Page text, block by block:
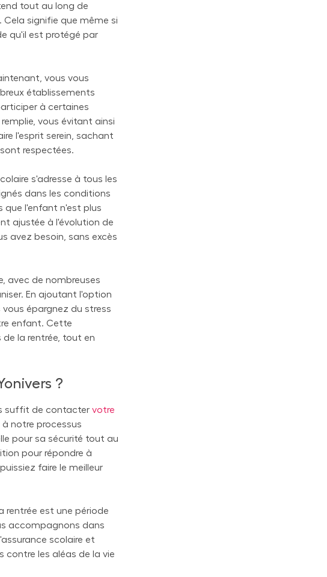
tout au long de
Cela signifie que même si
qu'il est protégé par
vous vous
établissements
à certaines
vous évitant ainsi
l'esprit serein, sachant
respectées.
s'adresse à tous les
dans les conditions
que l'enfant n'est plus
ajustée à l'évolution de
avez besoin, sans excès
avec de nombreuses
En ajoutant l'option
épargnez du stress
enfant. Cette
la rentrée, tout en
?
suffit de contacter votre
notre processus
pour sa sécurité tout au
pour répondre à
faire le meilleur
rentrée est une période
accompagnons dans
scolaire et
les aléas de la vie